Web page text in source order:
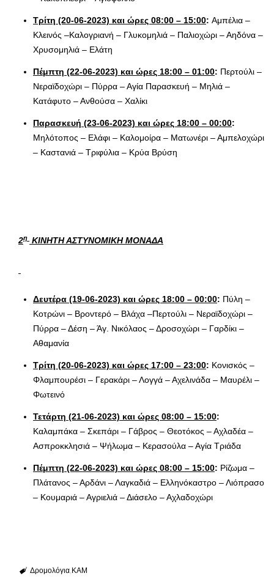
Τρίτη (20-06-2023) και ώρες 08:00 – 15:00: Αμπέλια –
Κλεινός –Καλογριανή – Γλυκομηλιά – Παλιοχώρι – Αηδόνα –
Χρυσομηλιά – Ελάτη
Πέμπτη (22-06-2023) και ώρες 18:00 – 01:00: Περτούλι –
Νεραϊδοχώρι – Πύρρα – Αγία Παρασκευή – Μηλιά –
Κατάφυτο – Ανθούσα – Χαλίκι
Παρασκευή (23-06-2023) και ώρες 18:00 – 00:00:
Μηλότοπος – Ελάφι – Καλομοίρα – Ματωνέρι – Αμπελοχώρι
– Καστανιά – Τριφύλια – Κρύα Βρύση
2η ΚΙΝΗΤΗ ΑΣΤΥΝΟΜΙΚΗ ΜΟΝΑΔΑ
Δευτέρα (19-06-2023) και ώρες 18:00 – 00:00: Πύλη –
Κοτρώνι – Βροντερό – Βλάχα –Περτούλι – Νεραϊδοχώρι –
Πύρρα – Δέση – Άγ. Νικόλαος – Δροσοχώρι – Γαρδίκι –
Αθαμανία
Τρίτη (20-06-2023) και ώρες 17:00 – 23:00: Κονισκός –
Φλαμπουρέσι – Γερακάρι – Λογγά – Αχελινάδα – Μαυρέλι –
Φωτεινό
Τετάρτη (21-06-2023) και ώρες 08:00 – 15:00:
Καλαμπάκα – Σκεπάρι – Γάβρος – Θεοτόκος – Αχλαδέα –
Ασπροκκλησιά – Ψήλωμα – Κερασούλα – Αγία Τριάδα
Πέμπτη (22-06-2023) και ώρες 08:00 – 15:00: Ρίζωμα –
Πλάτανος – Αρδάνι – Λαγκαδιά – Ελληνόκαστρο – Λιόπρασο
– Κουμαριά – Αγριελιά – Διάσελο – Αχλαδοχώρι
Δρομολόγια ΚΑΜ